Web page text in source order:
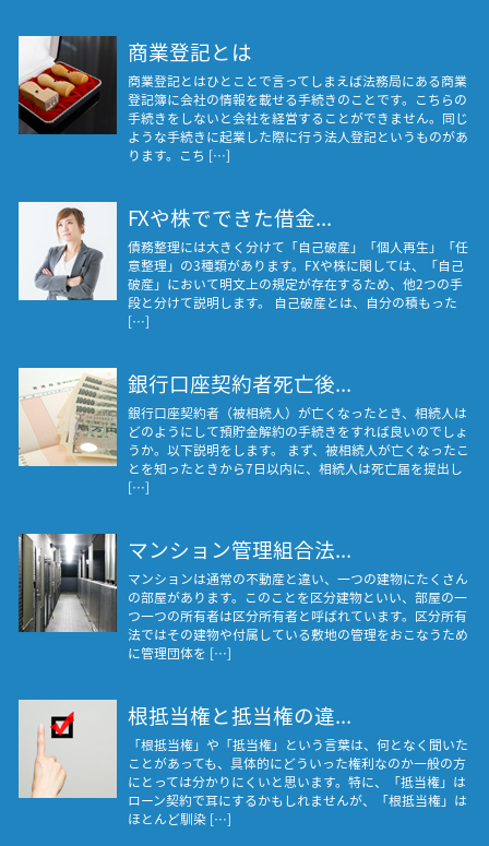
商業登記とは
商業登記とはひとことで言ってしまえば法務局にある商業
登記簿に会社の情報を載せる手続きのことです。こちらの
手続きをしないと会社を経営することができません。同じ
ような手続きに起業した際に行う法人登記というものがあ
ります。こち […]
FXや株でできた借金...
債務整理には大きく分けて「自己破産」「個人再生」「任
意整理」の3種類があります。FXや株に関しては、「自己
破産」において明文上の規定が存在するため、他2つの手
段と分けて説明します。 自己破産とは、自分の積もった
[…]
銀行口座契約者死亡後...
銀行口座契約者（被相続人）が亡くなったとき、相続人は
どのようにして預貯金解約の手続きをすれば良いのでしょ
うか。以下説明をします。 まず、被相続人が亡くなったこ
とを知ったときから7日以内に、相続人は死亡届を提出し
[…]
マンション管理組合法...
マンションは通常の不動産と違い、一つの建物にたくさん
の部屋があります。このことを区分建物といい、部屋の一
つ一つの所有者は区分所有者と呼ばれています。区分所有
法ではその建物や付属している敷地の管理をおこなうため
に管理団体を […]
根抵当権と抵当権の違...
「根抵当権」や「抵当権」という言葉は、何となく聞いた
ことがあっても、具体的にどういった権利なのか一般の方
にとっては分かりにくいと思います。特に、「抵当権」は
ローン契約で耳にするかもしれませんが、「根抵当権」は
ほとんど馴染 […]